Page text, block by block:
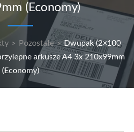
(Economy)
> Pozostałe>Dwupak (2×100
arkusze A4 3x 210x99mm
(Economy)